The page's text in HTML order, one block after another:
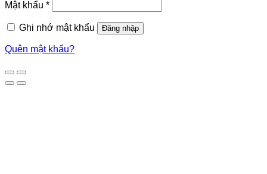
Mật khẩu *
Ghi nhớ mật khẩu Đăng nhập
Quên mật khẩu?